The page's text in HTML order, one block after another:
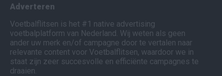
Adverteren
Voetbalflitsen is het #1 native advertising
voetbalplatform van Nederland. Wij weten als geen
ander uw merk en/of campagne door te vertalen naar
relevante content voor Voetbalflitsen, waardoor we in
staat zijn zeer succesvolle en efficiënte campagnes te
draaien.